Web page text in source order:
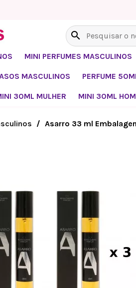
search
MINI PERFUMES MASCULINOS
MASCULINOS PERFUME
30ML MULHER MINI 30ML
Asarro 33 ml